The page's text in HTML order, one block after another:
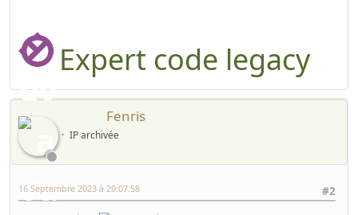
Expert code legacy
Fenris
IP archivée
#2
16 Septembre 2023 à 20:07:58